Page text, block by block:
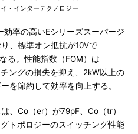
・インターテクノロジー
率の高いEシリーズスーパージ
、標準オン抵抗が10Vで
る。性能指数（FOM）は
ングの損失を抑え、2kW以上の
を節約して効率を向上する。
、Co（er）が79pF、Co（tr）
トポロジーのスイッチング性能